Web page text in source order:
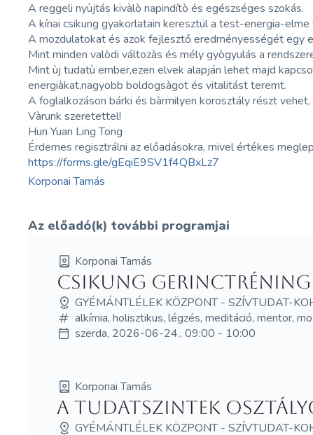
A reggeli nyùjtás kivàlò napindítò és egészséges szokás.
A kínai csikung gyakorlatain keresztül a test-energia-
A mozdulatokat és azok fejlesztő eredményességét egy
Mint minden valòdi változàs és mély gyògyulás a
Mint ùj tudatù ember,ezen elvek alapján lehet majd
energiàkat,nagyobb boldogsàgot és vitalitást teremt.
A foglalkozáson bárki és bàrmilyen korosztály részt
Vàrunk szeretettel!
Hun Yuan Ling Tong
Érdemes regisztrálni az előadásokra, mivel értékes
https://forms.gle/gEqiE9SV1f4QBxLz7
Korponai Tamás
Az előadó(k) további programjai
Korponai Tamás
Csikung Gerinctréning
GYÉMÁNTLÉLEK KÖZPONT - SZÍVTUDAT-
alkímia, holisztikus, légzés, meditáció, mentor,
szerda, 2026-06-24., 09:00 - 10:00
Korponai Tamás
A tudatszintek
GYÉMÁNTLÉLEK KÖZPONT - SZÍVTUDAT-